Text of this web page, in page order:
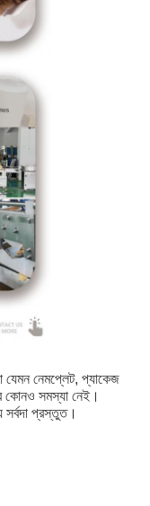
যেমন নেমপ্লেট, প্যাকেজ
কোনও সমস্যা নেই।
প্রস্তুত।